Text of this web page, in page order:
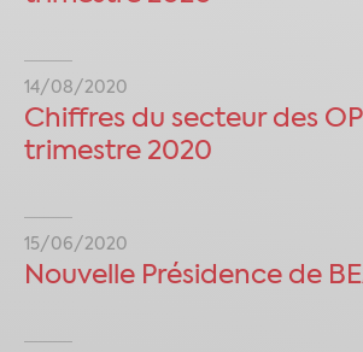
14/08/2020
Chiffres du secteur des
trimestre 2020
15/06/2020
Nouvelle Présidence de